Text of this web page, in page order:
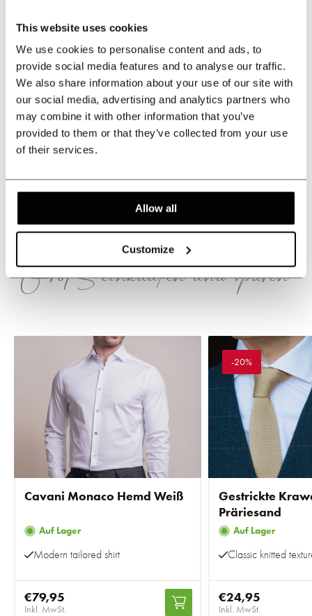
This website uses cookies
We use cookies to personalise content and ads, to
provide social media features and to analyse our traffic.
We also share information about your use of our site with
our social media, advertising and analytics partners who
may combine it with other information that you’ve
provided to them or that they’ve collected from your use
of their services.
Allow all
Customize
509customers give us a 9.3 atWebwinkel-keurmerk
Dieses Produkt teilen
Bewertungen
Groß einkaufen und sparen
Dieses Produkt wird oft zusammen mit ...
gekauft.
Cavani Monaco Hemd Weiß
Auf Lager
Modern tailored shirt
€79,95
Inkl. MwSt.
-20%
Gestrickte
Präriesand
Auf Lager
Classic knitted
€24,95
Inkl. MwSt.